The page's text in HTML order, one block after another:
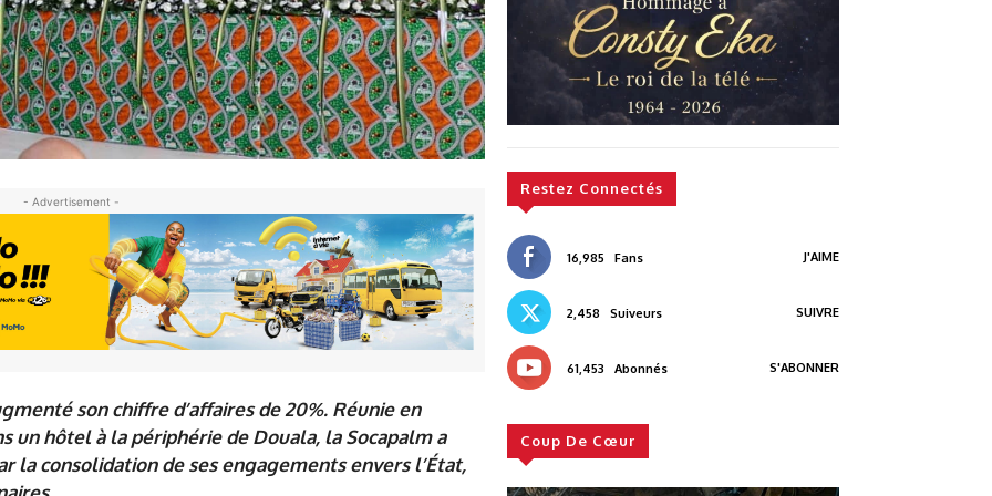
- Advertisement -
son chiffre d’affaires de 20%. Réunie en
un hôtel à la périphérie de Douala, la Socapalm a
la consolidation de ses engagements envers l’État,
Restez Connectés
16,985 Fans J'AIME
2,458 Suiveurs SUIVRE
61,453 Abonnés S'ABONNER
Coup De Cœur